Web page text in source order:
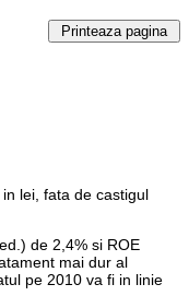
lei, fata de castigul
de 2,4% si ROE
mai dur al
pe 2010 va fi in linie